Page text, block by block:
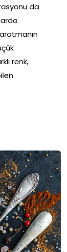
da
renk,